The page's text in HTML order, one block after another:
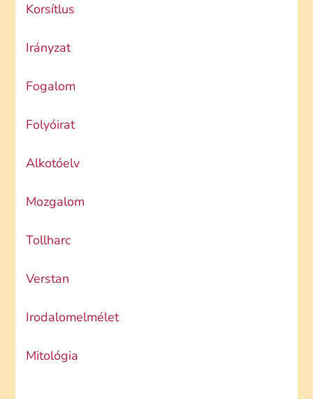
Korsítlus
Irányzat
Fogalom
Folyóirat
Alkotóelv
Mozgalom
Tollharc
Verstan
Irodalomelmélet
Mitológia